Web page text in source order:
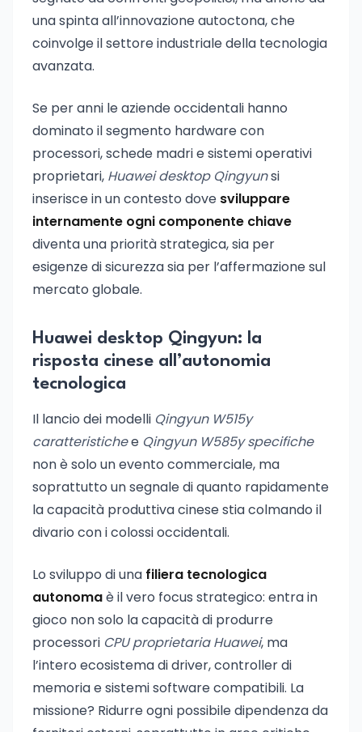
una spinta all’innovazione autoctona, che
coinvolge il settore industriale della tecnologia
avanzata.
Se per anni le aziende occidentali hanno
dominato il segmento hardware con
processori, schede madri e sistemi operativi
proprietari, Huawei desktop Qingyunsi
inserisce in un contesto dove sviluppare
internamente ogni componente chiave
diventa una priorità strategica, sia per
esigenze di sicurezza sia per l’affermazione sul
mercato globale.
Huawei desktop Qingyun: la
risposta cinese all’autonomia
tecnologica
Il lancio dei modelli Qingyun W515y
caratteristichee Qingyun W585y specifiche
non è solo un evento commerciale, ma
soprattutto un segnale di quanto rapidamente
la capacità produttiva cinese stia colmando il
divario con i colossi occidentali.
Lo sviluppo di una filiera tecnologica
autonomaè il vero focus strategico: entra in
gioco non solo la capacità di produrre
processori CPU proprietaria Huawei, ma
l’intero ecosistema di driver, controller di
memoria e sistemi software compatibili. La
missione? Ridurre ogni possibile dipendenza da